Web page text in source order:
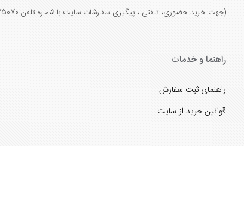
(جهت خرید حضوری، تلفنی ، پیگیری سفارشات سایت با شماره تلفن 02166175070 تماس حاصل فرمایید)
راهنما و خدمات
راهنمای ثبت سفارش
قوانین خرید از سایت